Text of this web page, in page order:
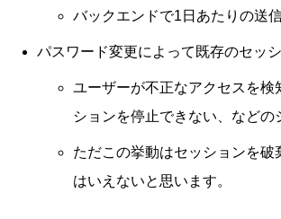
バックエンドで1日あたりの送
パスワード変更によって既存のセッ
ユーザーが不正なアクセスを
ションを停止できない、などの
ただこの挙動はセッションを破
はいえないと思います。